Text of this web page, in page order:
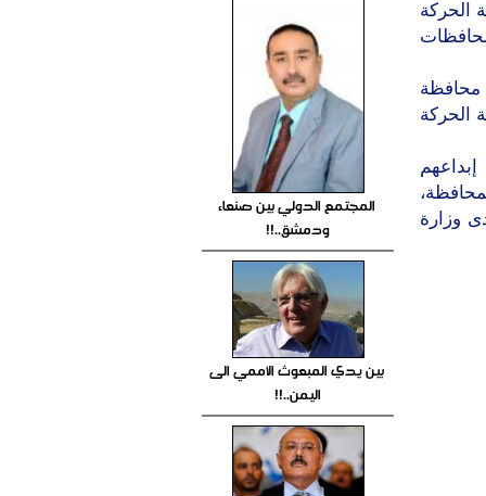
الحركة
محافظة
الحركة
وزارة
المجتمع الدولي بين صنعاء
ودمشق..!!
بين يدي المبعوث الأممي الى
اليمن..!!